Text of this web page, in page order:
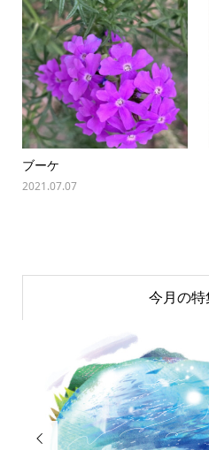
ブーケ
2021.07.07
今月の特
